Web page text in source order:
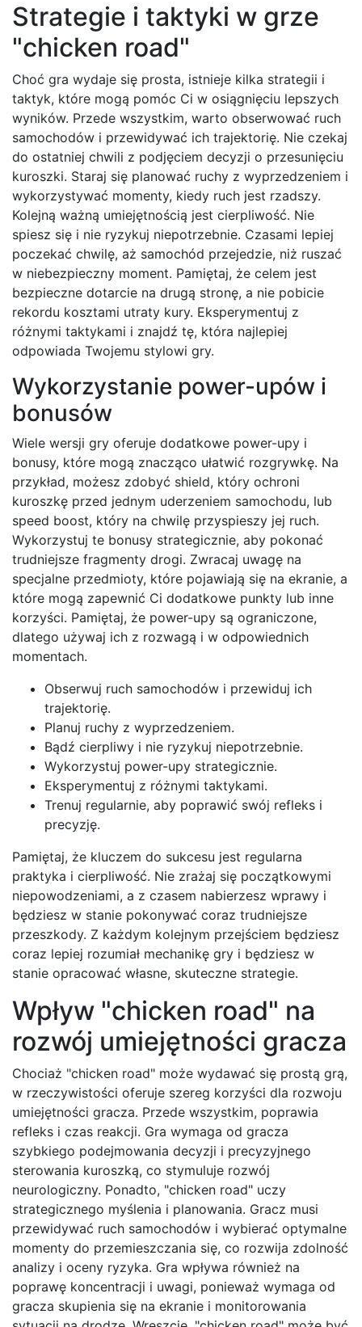
Strategie i taktyki w grze
"chicken road"
Choć gra wydaje się prosta, istnieje kilka strategii i
taktyk, które mogą pomóc Ci w osiągnięciu lepszych
wyników. Przede wszystkim, warto obserwować ruch
samochodów i przewidywać ich trajektorię. Nie czekaj
do ostatniej chwili z podjęciem decyzji o przesunięciu
kuroszki. Staraj się planować ruchy z wyprzedzeniem i
wykorzystywać momenty, kiedy ruch jest rzadszy.
Kolejną ważną umiejętnością jest cierpliwość. Nie
spiesz się i nie ryzykuj niepotrzebnie. Czasami lepiej
poczekać chwilę, aż samochód przejedzie, niż ruszać
w niebezpieczny moment. Pamiętaj, że celem jest
bezpieczne dotarcie na drugą stronę, a nie pobicie
rekordu kosztami utraty kury. Eksperymentuj z
różnymi taktykami i znajdź tę, która najlepiej
odpowiada Twojemu stylowi gry.
Wykorzystanie power-upów i
bonusów
Wiele wersji gry oferuje dodatkowe power-upy i
bonusy, które mogą znacząco ułatwić rozgrywkę. Na
przykład, możesz zdobyć shield, który ochroni
kuroszkę przed jednym uderzeniem samochodu, lub
speed boost, który na chwilę przyspieszy jej ruch.
Wykorzystuj te bonusy strategicznie, aby pokonać
trudniejsze fragmenty drogi. Zwracaj uwagę na
specjalne przedmioty, które pojawiają się na ekranie, a
które mogą zapewnić Ci dodatkowe punkty lub inne
korzyści. Pamiętaj, że power-upy są ograniczone,
dlatego używaj ich z rozwagą i w odpowiednich
momentach.
Obserwuj ruch samochodów i przewiduj ich
trajektorię.
Planuj ruchy z wyprzedzeniem.
Bądź cierpliwy i nie ryzykuj niepotrzebnie.
Wykorzystuj power-upy strategicznie.
Eksperymentuj z różnymi taktykami.
Trenuj regularnie, aby poprawić swój refleks i
precyzję.
Pamiętaj, że kluczem do sukcesu jest regularna
praktyka i cierpliwość. Nie zrażaj się początkowymi
niepowodzeniami, a z czasem nabierzesz wprawy i
będziesz w stanie pokonywać coraz trudniejsze
przeszkody. Z każdym kolejnym przejściem będziesz
coraz lepiej rozumiał mechanikę gry i będziesz w
stanie opracować własne, skuteczne strategie.
Wpływ "chicken road" na
rozwój umiejętności gracza
Chociaż "chicken road" może wydawać się prostą grą,
w rzeczywistości oferuje szereg korzyści dla rozwoju
umiejętności gracza. Przede wszystkim, poprawia
refleks i czas reakcji. Gra wymaga od gracza
szybkiego podejmowania decyzji i precyzyjnego
sterowania kuroszką, co stymuluje rozwój
neurologiczny. Ponadto, "chicken road" uczy
strategicznego myślenia i planowania. Gracz musi
przewidywać ruch samochodów i wybierać optymalne
momenty do przemieszczania się, co rozwija zdolność
analizy i oceny ryzyka. Gra wpływa również na
poprawę koncentracji i uwagi, ponieważ wymaga od
gracza skupienia się na ekranie i monitorowania